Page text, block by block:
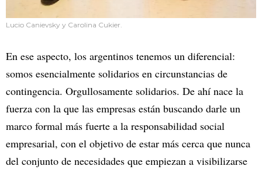
Lucio Canievsky y Carolina Cukier.
En ese aspecto, los argentinos tenemos un diferencial:
somos esencialmente solidarios en circunstancias de
contingencia. Orgullosamente solidarios. De ahí nace la
fuerza con la que las empresas están buscando darle un
marco formal más fuerte a la responsabilidad social
empresarial, con el objetivo de estar más cerca que nunca
del conjunto de necesidades que empiezan a visibilizarse